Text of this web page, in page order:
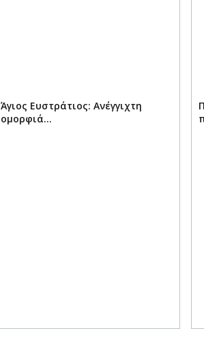
Άγιος Ευστράτιος: Ανέγγιχτη
ομορφιά…